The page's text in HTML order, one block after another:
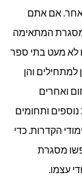
אחר. אם אתם
המתאימה
לא מעט בתי ספר
והן
ואחרים
ותחומים
הקדרות. כדי
מסגרת
עצמו.